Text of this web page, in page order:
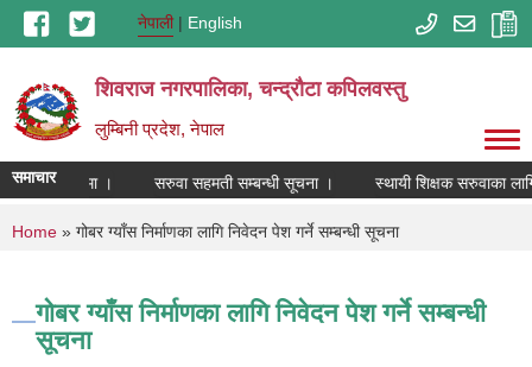
Skip to main contentनेपाली English
शिवराज नगरपालिका, चन्द्राैटा कपिलवस्तु
लुम्बिनी प्रदेश, नेपाल
समाचारसम्बन्धमा । सरुवा सहमती सम्बन्धी सूचना । स्थायी शिक्षक सरुवाका
You are here
Home » गोबर ग्याँस निर्माणका लागि निवेदन पेश गर्ने सम्बन्धी सूचना
गोबर ग्याँस निर्माणका लागि निवेदन पेश गर्ने सम्बन्धी
सूचना